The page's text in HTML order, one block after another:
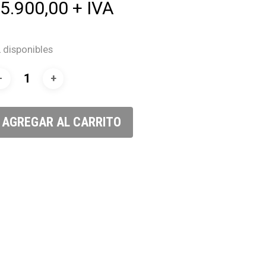
5.900,00 + IVA
disponibles
AGREGAR AL CARRITO